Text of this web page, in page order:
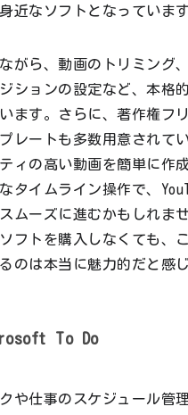
近なソフトとなっています
がら、動画のトリミング
ションの設定など、本格
ます。さらに、著作権フ
レートも多数用意されて
ィの高い動画を簡単に作
タイムライン操作で、
ムーズに進むかもしれま
フトを購入しなくても、
のは本当に魅力的だと感じ
To Do
や仕事のスケジュール管